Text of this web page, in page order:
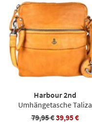
Harbour 2nd
Umhängetasche Taliza
79,95 €39,95 €